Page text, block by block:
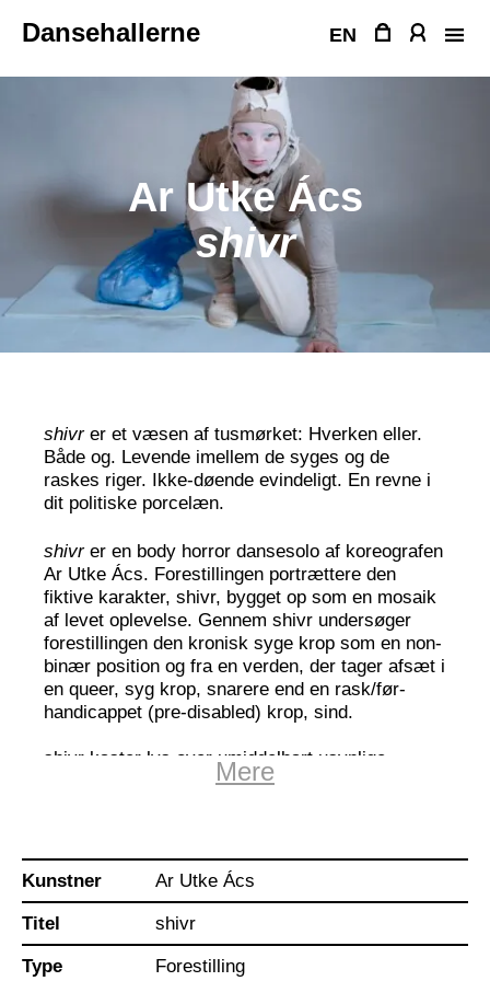
Dansehallerne EN
Ar Utke Ács
shivr
shivrer et væsen af tusmørket: Hverken eller.
Både og. Levende imellem de syges og de
raskes riger. Ikke-døende evindeligt. En revne i
dit politiske porcelæn.
shivrer en body horror dansesolo af koreografen
Ar Utke Ács. Forestillingen portrættere den
fiktive karakter, shivr, bygget op som en mosaik
af levet oplevelse. Gennem shivr undersøger
forestillingen den kronisk syge krop som en non-
binær position og fra en verden, der tager afsæt i
en queer, syg krop, snarere end en rask/før-
handicappet (pre-disabled) krop, sind.
shivr kaster lys over umiddelbart usynlige
aspekter af en syg dansende krop og processen
oplevelse, hvor frygten og rædslen ikke er en
reaktion på ”den anden”, men derimod på de
transformationer, der sker i ens egen krop. shivr
hævder kompleksiteten i at legemliggøre både
og, hverken eller, i én enkelt krop: hverken syg
Mere
Kunstner Ar Utke Ács
Titel shivr
Type Forestilling